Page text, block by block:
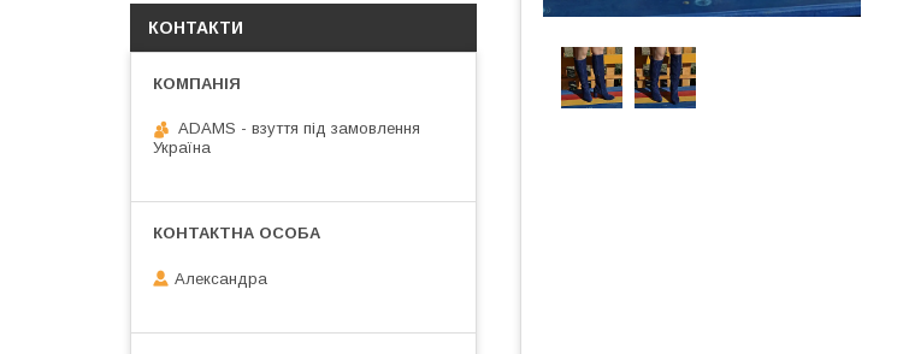
КОНТАКТИ
ADAMS - взуття під замовлення
Україна
Александра